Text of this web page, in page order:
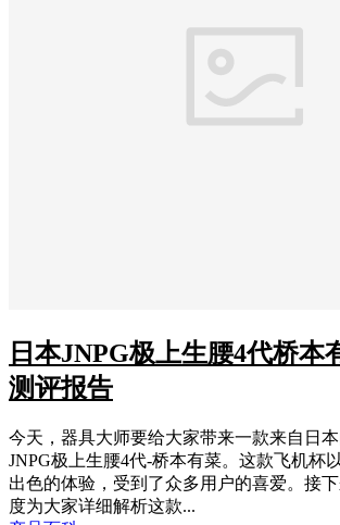
日本JNPG极上生腰4代桥本
测评报告
今天，器具大师要给大家带来一款来自日
JNPG极上生腰4代-桥本有菜。这款飞机杯
出色的体验，受到了众多用户的喜爱。接
度为大家详细解析这款...